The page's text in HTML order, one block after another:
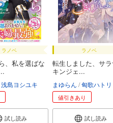
ラノベ
、私を選ばな
浅島ヨシユキ
試し読み
ラノベ
転生しました、サ
キンジェ...
まゆらん 匈歌ハトリ
値引きあり
試し読み